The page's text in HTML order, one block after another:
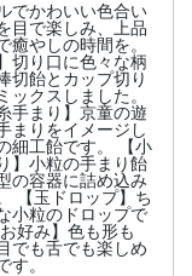
でかわいい色合い
目で楽しみ、上品
癒やしの時間を。
切り口に色々な柄
切飴とカップ切り
ックスしました。
手まり】京童の遊
まりをイメージし
細工飴です。 【小
】小粒の手まり飴
の容器に詰め込み
【玉ドロップ】ち
小粒のドロップで
好み】色も形も
でも舌でも楽しめ
す。